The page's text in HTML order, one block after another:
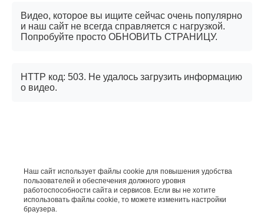
Видео, которое вы ищите сейчас очень популярно
и наш сайт не всегда справляется с нагрузкой.
Попробуйте просто ОБНОВИТЬ СТРАНИЦУ.
HTTP код: 503. Не удалось загрузить информацию
о видео.
Наш сайт использует файлы cookie для повышения удобства
пользователей и обеспечения должного уровня
работоспособности сайта и сервисов. Если вы не хотите
использовать файлы cookie, то можете изменить настройки
браузера.